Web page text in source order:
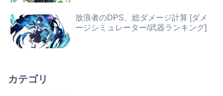
放浪者のDPS、総ダメージ計算 [ダメ
ージシミュレーター/武器ランキング]
カテゴリ